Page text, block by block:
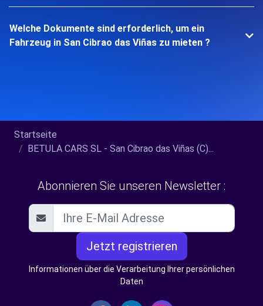
Welche Dokumente sind erforderlich, um ein
Fahrzeug in San Cibrao das Viñas zu mieten ?
Startseite
BETULA CARS SL - San Cibrao das Viñas (C)...
Abonnieren Sie unseren Newsletter :
Jetzt registrieren
Informationen über die Verarbeitung Ihrer persönlichen
Daten